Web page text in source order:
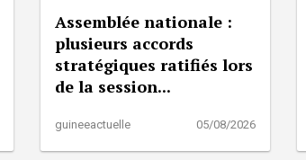
Assemblée nationale :
plusieurs accords
stratégiques ratifiés lors
de la session...
guineeactuelle 05/08/2026